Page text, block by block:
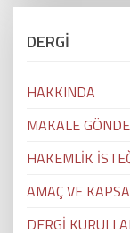
DERGİ
HAKKINDA
MAKALE
HAKEMLİK
AMAÇ VE
DERGİ